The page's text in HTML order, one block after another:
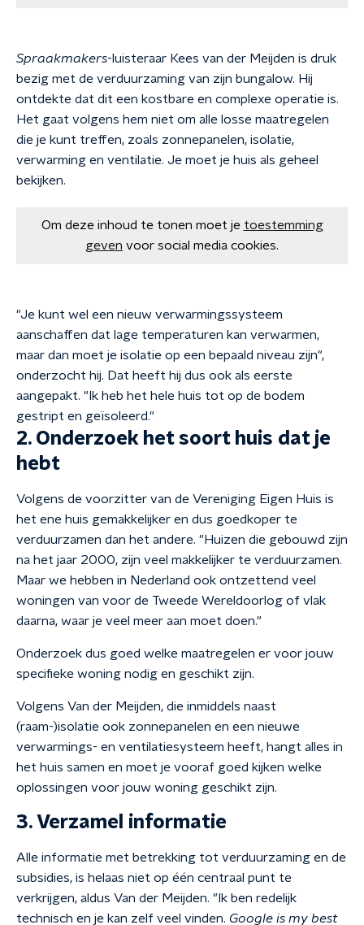
Spraakmakers-luisteraar Kees van der Meijden is druk
bezig met de verduurzaming van zijn bungalow. Hij
ontdekte dat dit een kostbare en complexe operatie is.
Het gaat volgens hem niet om alle losse maatregelen
die je kunt treffen, zoals zonnepanelen, isolatie,
verwarming en ventilatie. Je moet je huis als geheel
bekijken.
Om deze inhoud te tonen moet je toestemming
geven voor social media cookies.
"Je kunt wel een nieuw verwarmingssysteem
aanschaffen dat lage temperaturen kan verwarmen,
maar dan moet je isolatie op een bepaald niveau zijn",
onderzocht hij. Dat heeft hij dus ook als eerste
aangepakt. "Ik heb het hele huis tot op de bodem
gestript en geïsoleerd."
2. Onderzoek het soort huis dat je
hebt
Volgens de voorzitter van de Vereniging Eigen Huis is
het ene huis gemakkelijker en dus goedkoper te
verduurzamen dan het andere. "Huizen die gebouwd zijn
na het jaar 2000, zijn veel makkelijker te verduurzamen.
Maar we hebben in Nederland ook ontzettend veel
woningen van voor de Tweede Wereldoorlog of vlak
daarna, waar je veel meer aan moet doen."
Onderzoek dus goed welke maatregelen er voor jouw
specifieke woning nodig en geschikt zijn.
Volgens Van der Meijden, die inmiddels naast
(raam-)isolatie ook zonnepanelen en een nieuwe
verwarmings- en ventilatiesysteem heeft, hangt alles in
het huis samen en moet je vooraf goed kijken welke
oplossingen voor jouw woning geschikt zijn.
3. Verzamel informatie
Alle informatie met betrekking tot verduurzaming en de
subsidies, is helaas niet op één centraal punt te
verkrijgen, aldus Van der Meijden. "Ik ben redelijk
technisch en je kan zelf veel vinden. Google is my best